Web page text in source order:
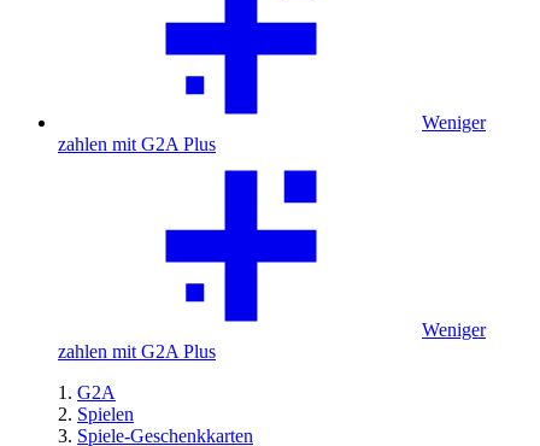
Weniger
zahlen mit G2A Plus
Weniger
zahlen mit G2A Plus
G2A
Spielen
Spiele-Geschenkkarten